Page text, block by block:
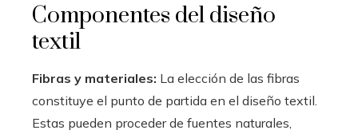
Componentes del diseño
textil
Fibras y materiales: La elección de las fibras
constituye el punto de partida en el diseño textil.
Estas pueden proceder de fuentes naturales,